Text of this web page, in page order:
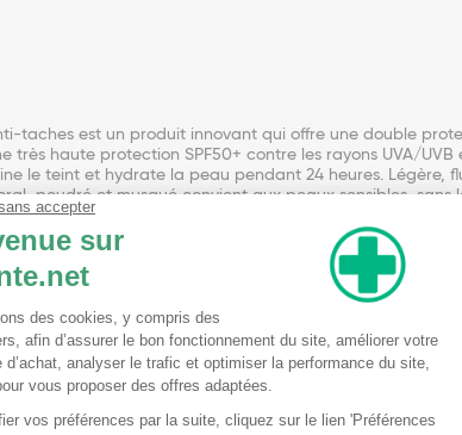
taches est un produit innovant qui offre une double
haute protection SPF50+ contre les rayons UVA/
le teint et hydrate la peau pendant 24 heures. Légère,
poudré et musqué convient aux peaux sensibles,
Testée sous contrôle dermatologique sur peaux
98% de prévention de l'apparition de nouvelles taches
offrir une protection optimale tout en prenant soin de
tels que l'huile de tournesol et l'extrait de Cystoseira
pour ceux qui cherchent une crème de jour efficace et
la peau en profondeur et en améliorant le teint.